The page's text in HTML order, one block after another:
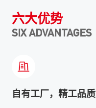
六大优势
SIX ADVANTAGES
自有工厂，精工品质